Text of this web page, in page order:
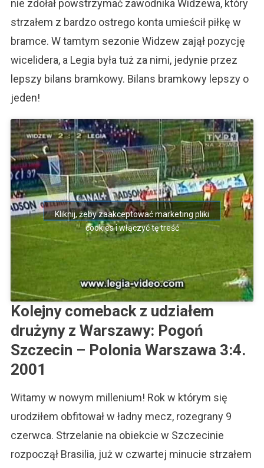
nie zdołał powstrzymać zawodnika Widzewa, który
strzałem z bardzo ostrego konta umieścił piłkę w
bramce. W tamtym sezonie Widzew zajął pozycję
wicelidera, a Legia była tuż za nimi, jedynie przez
lepszy bilans bramkowy. Bilans bramkowy lepszy o
jeden!
Kliknij, żeby zaakceptować marketing pliki
cookies i włączyć tę treść
Kolejny comeback z udziałem
drużyny z Warszawy: Pogoń
Szczecin – Polonia Warszawa 3:4.
2001
Witamy w nowym millenium! Rok w którym się
urodziłem obfitował w ładny mecz, rozegrany 9
czerwca. Strzelanie na obiekcie w Szczecinie
rozpoczął Brasilia, już w czwartej minucie strzałem